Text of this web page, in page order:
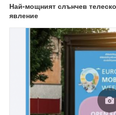
Най-мощният слънчев
явление